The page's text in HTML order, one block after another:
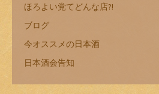
ほろよい党てどんな店?!
ブログ
今オススメの日本酒
日本酒会告知